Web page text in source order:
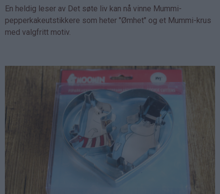
En heldig leser av Det søte liv kan nå vinne Mummi-
pepperkakeutstikkere som heter "Ømhet" og et Mummi-krus
med valgfritt motiv.